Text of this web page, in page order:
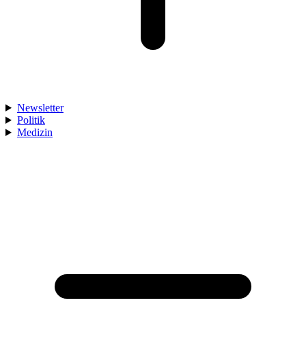
Newsletter
Politik
Medizin